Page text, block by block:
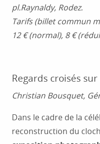
pl.Raynaldy, Rodez.
Tarifs (billet commun
12 € (normal), 8 €
Regards croisés
Christian Bousquet,
Dans le cadre de la
reconstruction du